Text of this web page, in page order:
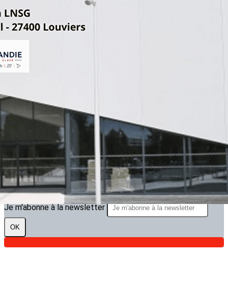
Exporter les lignes sélectionnées
Exporter toutes les colonnes
Exporter uniquement les colonnes affichées
<
>
ARTICLES 2023.2024
?>
Images de la page d'accueil
Cliquez pour éditer
Texte, bouton et/ou inscription à la newsletter
Cliquez pour éditer
Je m'abonne à la newsletter
OK